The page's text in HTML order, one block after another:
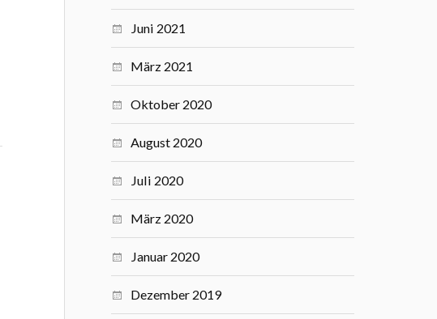
Juni 2021
März 2021
Oktober 2020
August 2020
Juli 2020
März 2020
Januar 2020
Dezember 2019